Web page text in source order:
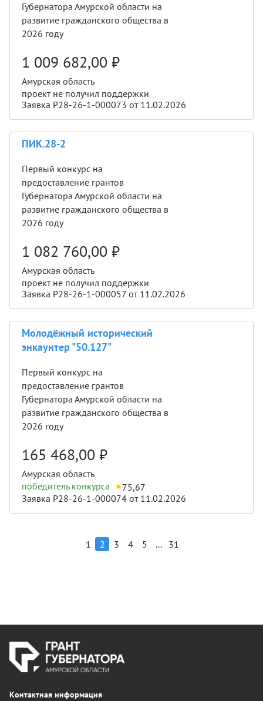
Губернатора Амурской области на
развитие гражданского общества в
2026 году
1 009 682,00 ₽
Амурская область
проект не получил поддержки
Заявка Р28-26-1-000073 от 11.02.2026
ПИК.28-2
Первый конкурс на
предоставление грантов
Губернатора Амурской области на
развитие гражданского общества в
2026 году
1 082 760,00 ₽
Амурская область
проект не получил поддержки
Заявка Р28-26-1-000057 от 11.02.2026
Молодёжный исторический
энкаунтер "50.127"
Первый конкурс на
предоставление грантов
Губернатора Амурской области на
развитие гражданского общества в
2026 году
165 468,00 ₽
Амурская область
победитель конкурса
75,67
Заявка Р28-26-1-000074 от 11.02.2026
1 2 3 4 5 ... 31
Контактная информация